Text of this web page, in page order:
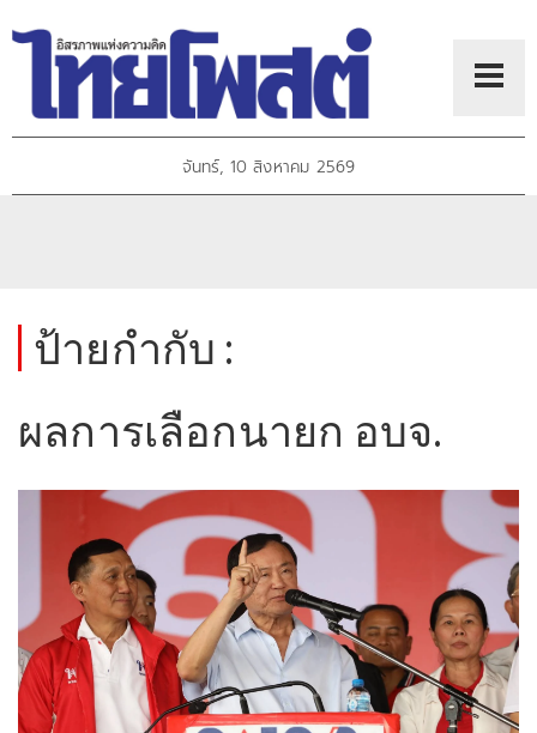
จันทร์, 10 สิงหาคม 2569
ป้ายกำกับ :
ผลการเลือกนายก อบจ.